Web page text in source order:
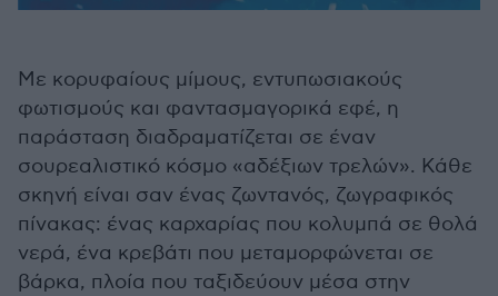
Με κορυφαίους μίμους, εντυπωσιακούς
φωτισμούς και φαντασμαγορικά εφέ, η
παράσταση διαδραματίζεται σε έναν
σουρεαλιστικό κόσμο «αδέξιων τρελών». Κάθε
σκηνή είναι σαν ένας ζωντανός, ζωγραφικός
πίνακας: ένας καρχαρίας που κολυμπά σε θολά
νερά, ένα κρεβάτι που μεταμορφώνεται σε
βάρκα, πλοία που ταξιδεύουν μέσα στην